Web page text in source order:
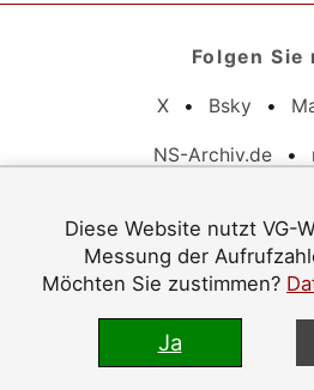
Folgen Sie
X • Bsky •
NS-Archiv.de •
Datenschutz •
© 1996–2026
Diese Website nutzt VG-
Messung der
Möchten Sie zustimmen?
Ja